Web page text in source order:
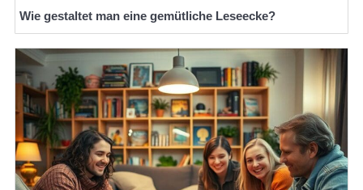
Wie gestaltet man eine gemütliche Leseecke?